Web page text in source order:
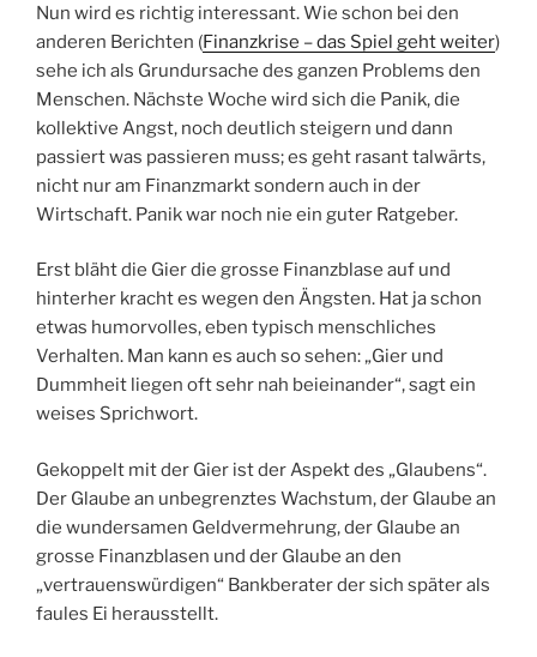
Nun wird es richtig interessant. Wie schon bei den
anderen Berichten (Finanzkrise – das Spiel geht weiter)
sehe ich als Grundursache des ganzen Problems den
Menschen. Nächste Woche wird sich die Panik, die
kollektive Angst, noch deutlich steigern und dann
passiert was passieren muss; es geht rasant talwärts,
nicht nur am Finanzmarkt sondern auch in der
Wirtschaft. Panik war noch nie ein guter Ratgeber.
Erst bläht die Gier die grosse Finanzblase auf und
hinterher kracht es wegen den Ängsten. Hat ja schon
etwas humorvolles, eben typisch menschliches
Verhalten. Man kann es auch so sehen: „Gier und
Dummheit liegen oft sehr nah beieinander“, sagt ein
weises Sprichwort.
Gekoppelt mit der Gier ist der Aspekt des „Glaubens“.
Der Glaube an unbegrenztes Wachstum, der Glaube an
die wundersamen Geldvermehrung, der Glaube an
grosse Finanzblasen und der Glaube an den
„vertrauenswürdigen“ Bankberater der sich später als
faules Ei herausstellt.